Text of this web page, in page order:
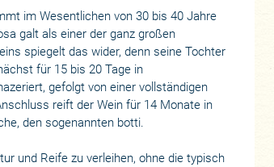
im Wesentlichen von 30 bis 40 Jahre
galt als einer der ganz großen
spiegelt das wider, denn seine Tochter
für 15 bis 20 Tage in
gefolgt von einer vollständigen
reift der Wein für 14 Monate in
den sogenannten botti.
und Reife zu verleihen, ohne die typisch